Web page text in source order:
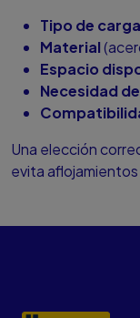
Tipo de carga
Material
Espacio
Necesidad
Una elección
evita aflojamientos